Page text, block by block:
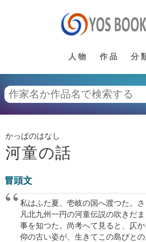
人物 作品 分
かっぱのはなし
河童の話
冒頭文
私はふた夏、壱岐の国へ渡つた。さ
凡北九州一円の河童伝説の吹きだ
事を知つた。尚考へて見ると、仄
仰の古い姿が、生きてこの島びと